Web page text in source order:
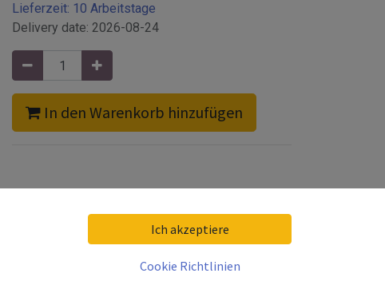
Lieferzeit: 10 Arbeitstage
Delivery date: 2026-08-24
In den Warenkorb hinzufügen
Ich akzeptiere
Cookie Richtlinien